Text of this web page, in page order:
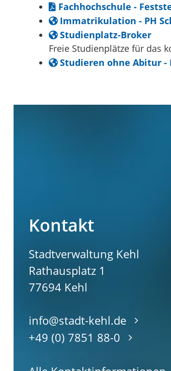
Fachhochschule -
Immatrikulation - PH
Studienplatz-Broker
Freie Studienplätze für das
Studieren ohne Abitur -
Kontakt
Stadtverwaltung Kehl
Rathausplatz 1
77694 Kehl
info@stadt-kehl.de
+49 (0) 7851 88-0